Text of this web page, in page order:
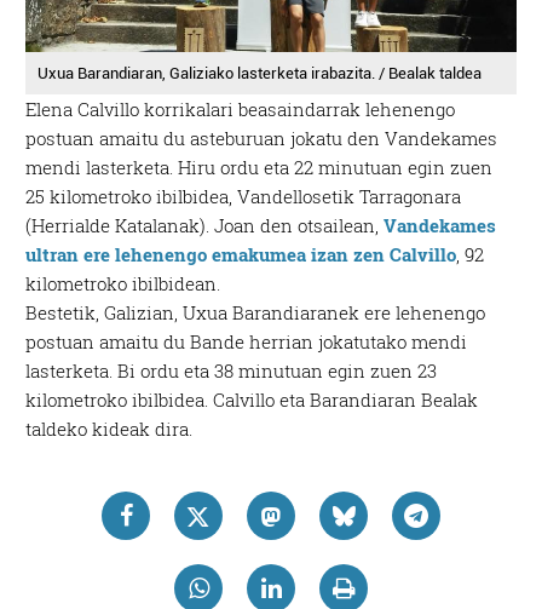
Uxua Barandiaran, Galiziako lasterketa irabazita. / Bealak taldea
Elena Calvillo korrikalari beasaindarrak lehenengo
postuan amaitu du asteburuan jokatu den Vandekames
mendi lasterketa. Hiru ordu eta 22 minutuan egin zuen
25 kilometroko ibilbidea, Vandellosetik Tarragonara
(Herrialde Katalanak). Joan den otsailean,Vandekames
ultran ere lehenengo emakumea izan zen Calvillo , 92
kilometroko ibilbidean.
Bestetik, Galizian, Uxua Barandiaranek ere lehenengo
postuan amaitu du Bande herrian jokatutako mendi
lasterketa. Bi ordu eta 38 minutuan egin zuen 23
kilometroko ibilbidea. Calvillo eta Barandiaran Bealak
taldeko kideak dira.